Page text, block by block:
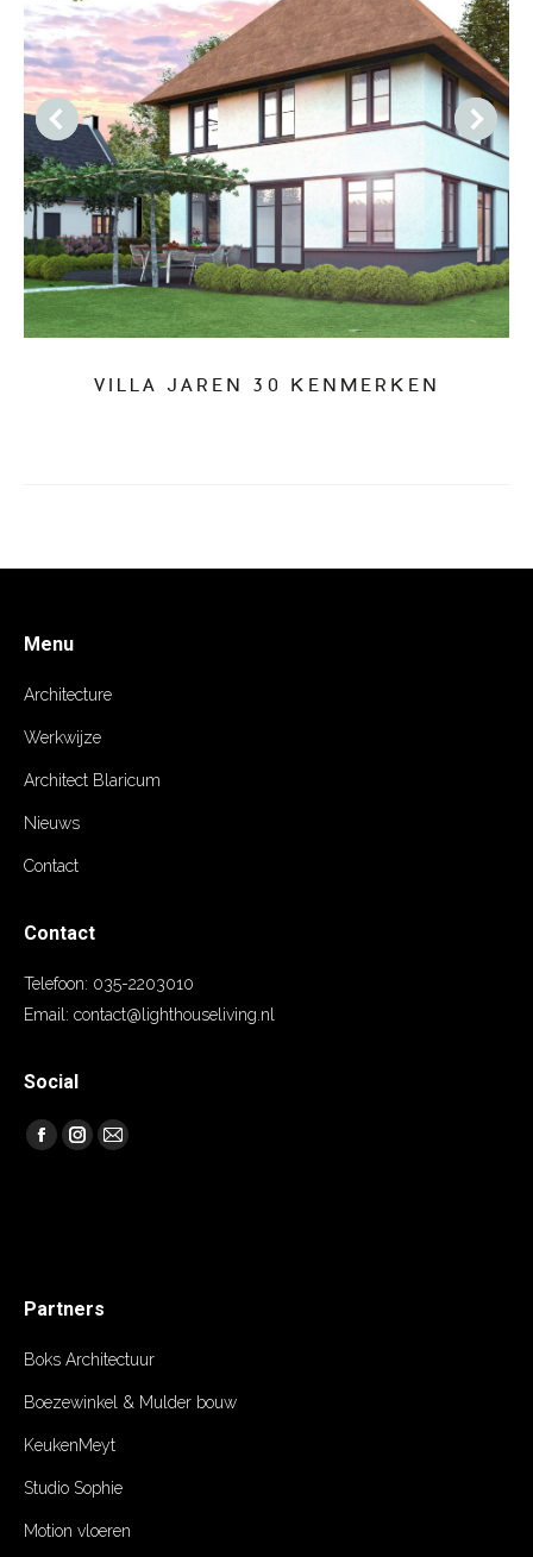
VILLA JAREN 30 KENMERKEN
Menu
Architecture
Werkwijze
Architect Blaricum
Nieuws
Contact
Contact
Telefoon: 035-2203010
Email: contact@lighthouseliving.nl
Social
Vind ons op:
FacebookInstagram
Mail
Partners
Boks Architectuur
Boezewinkel & Mulder bouw
KeukenMeyt
Studio Sophie
Motion vloeren